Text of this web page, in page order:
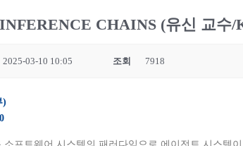
CHAINS (유신 교수/
2025-03-10 10:05 조회 7918
)